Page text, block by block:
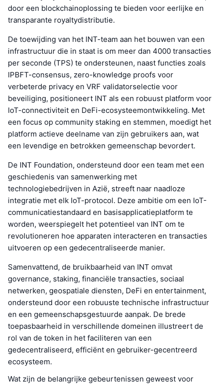
door een blockchainoplossing te bieden voor eerlijke en
transparante royaltydistributie.
De toewijding van het INT-team aan het bouwen van een
infrastructuur die in staat is om meer dan 4000 transacties
per seconde (TPS) te ondersteunen, naast functies zoals
IPBFT-consensus, zero-knowledge proofs voor
verbeterde privacy en VRF validatorselectie voor
beveiliging, positioneert INT als een robuust platform voor
IoT-connectiviteit en DeFi-ecosysteemontwikkeling. Met
een focus op community staking en stemmen, moedigt het
platform actieve deelname van zijn gebruikers aan, wat
een levendige en betrokken gemeenschap bevordert.
De INT Foundation, ondersteund door een team met een
geschiedenis van samenwerking met
technologiebedrijven in Azië, streeft naar naadloze
integratie met elk IoT-protocol. Deze ambitie om een IoT-
communicatiestandaard en basisapplicatieplatform te
worden, weerspiegelt het potentieel van INT om te
revolutioneren hoe apparaten interacteren en transacties
uitvoeren op een gedecentraliseerde manier.
Samenvattend, de bruikbaarheid van INT omvat
governance, staking, financiële transacties, sociaal
netwerken, geospatiale diensten, DeFi en entertainment,
ondersteund door een robuuste technische infrastructuur
en een gemeenschapsgestuurde aanpak. De brede
toepasbaarheid in verschillende domeinen illustreert de
rol van de token in het faciliteren van een
gedecentraliseerd, efficiënt en gebruiker-gecentreerd
ecosysteem.
Wat zijn de belangrijke gebeurtenissen geweest voor